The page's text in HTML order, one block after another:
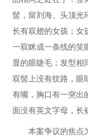
髻，留刘海、头顶光
长有双翅的女孩；女
一双眯成一条线的笑
显的眼睫毛；发型
双髻上没有纹路，眼
有嘴，胸口有一突出
面没有英文字母，长
本案争议的焦点